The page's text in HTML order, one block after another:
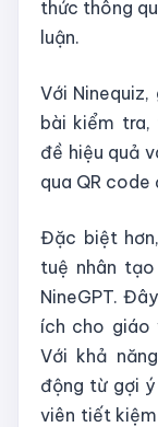
thức thông
luận.
Với
bài kiểm tra,
đề hiệu quả
qua QR code
Đặc biệt
tuệ nhân
NineGPT.
ích cho giáo
Với khả
động từ gợi ý
viên tiết